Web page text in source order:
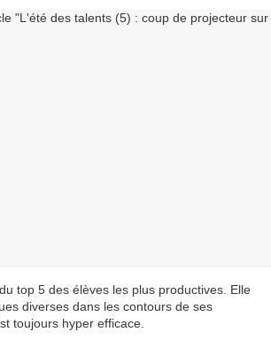
top 5 des élèves les plus productives. Elle
diverses dans les contours de ses
toujours hyper efficace.